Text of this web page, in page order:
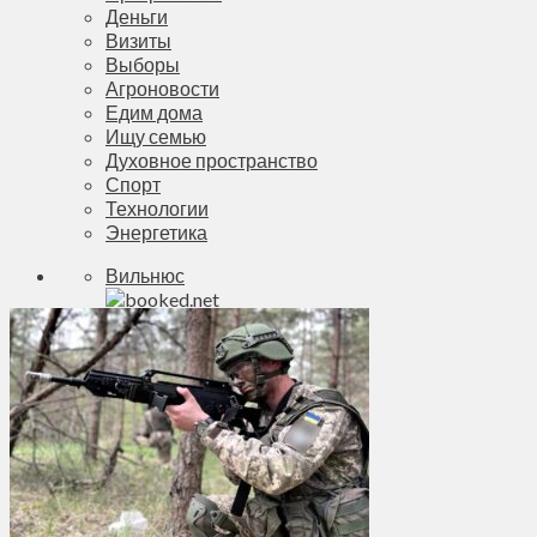
Деньги
Визиты
Выборы
Агроновости
Едим дома
Ищу семью
Духовное пространство
Спорт
Технологии
Энергетика
Вильнюс
+30°C
Макс.:+31°
Мин.:+21°
Чт, 06.08.2026